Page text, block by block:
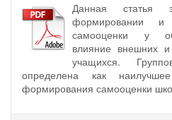
Данная статья
формировании и
самооценки у
влияние внешних и
учащихся.
определена как
формирования самооценки